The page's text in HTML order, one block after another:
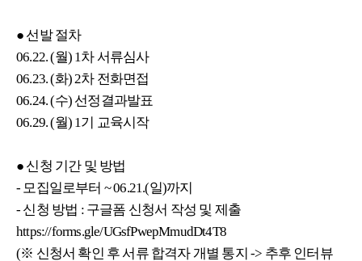
● 선발 절차
06.22. (월) 1차 서류심사
06.23. (화) 2차 전화면접
06.24. (수) 선정결과발표
06.29. (월) 1기 교육시작
● 신청 기간 및 방법
- 모집일로부터 ~ 06.21.(일)까지
- 신청 방법 : 구글폼 신청서 작성 및 제출
https://forms.gle/UGsfPwepMmudDt4T8
(※ 신청서 확인 후 서류 합격자 개별 통지 -> 추후 인터뷰